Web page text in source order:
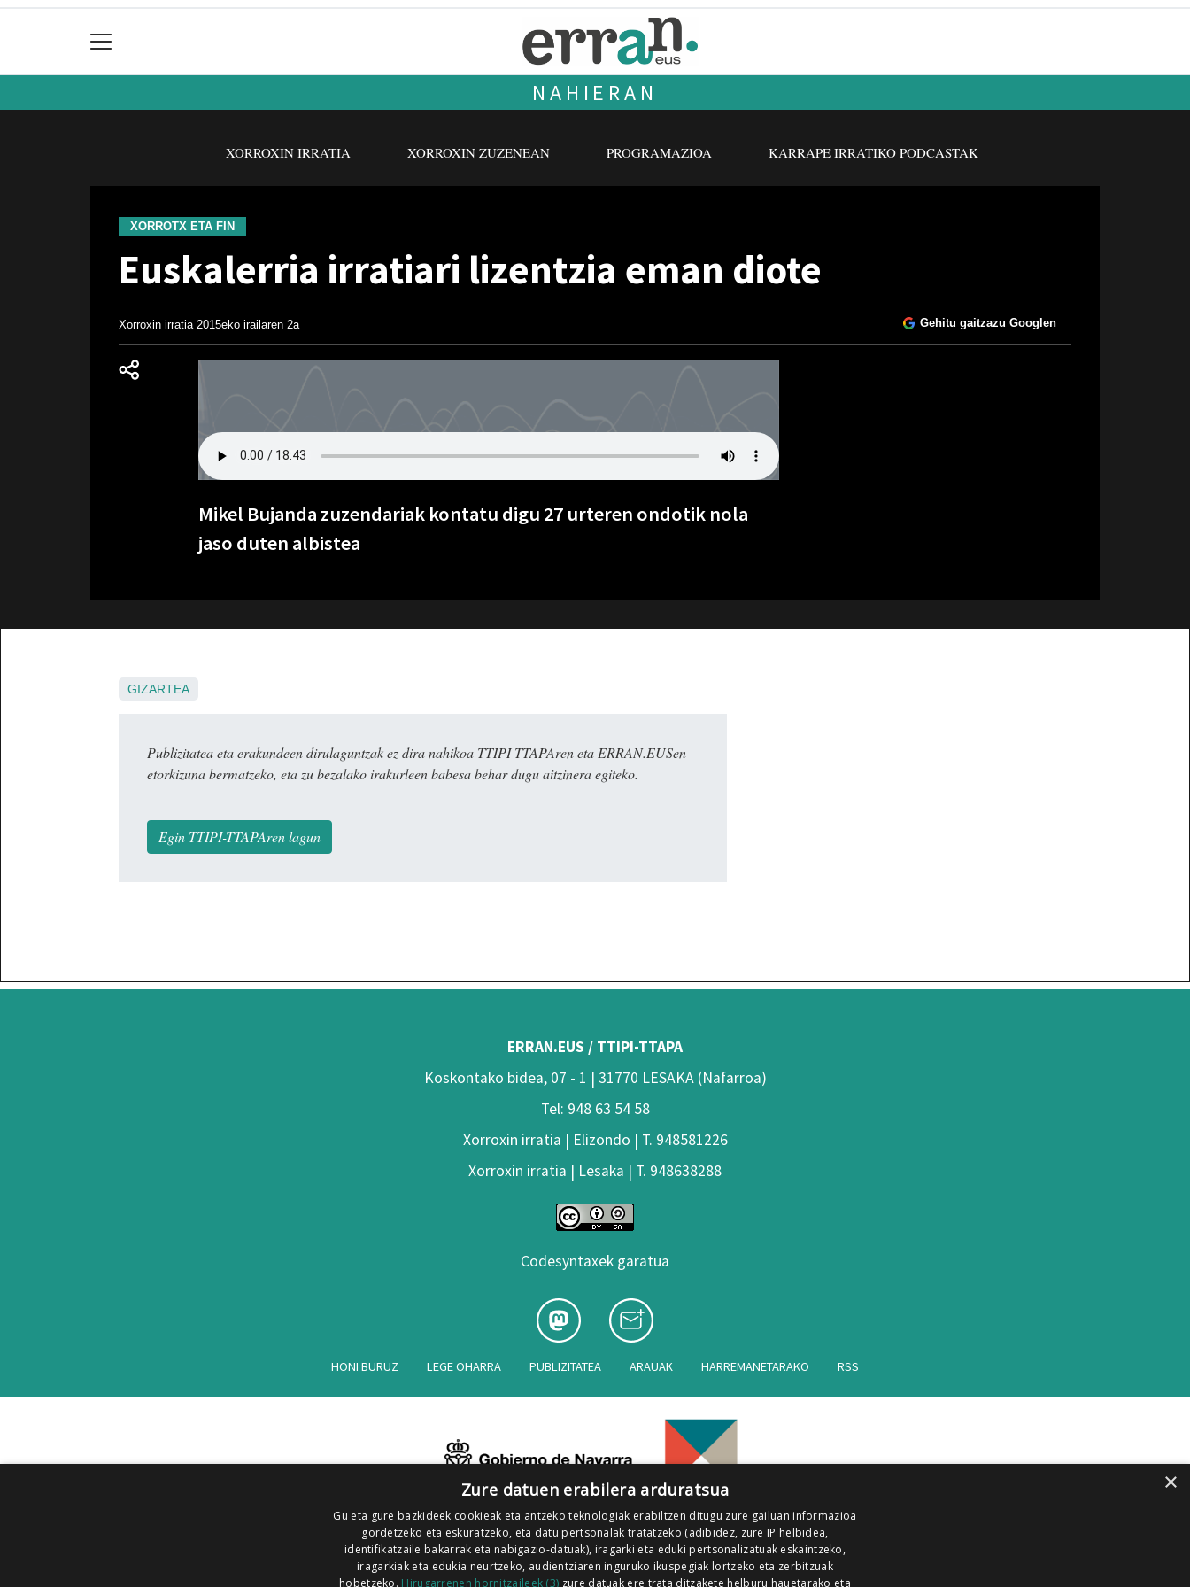
NAHIERAN
XORROXIN IRRATIA XORROXIN ZUZENEAN PROGRAMAZIOA KARRAPE IRRATIKO PODCASTAK
XORROTX ETA FIN
Euskalerria irratiari lizentzia eman diote
Xorroxin irratia 2015eko irailaren 2a Gehitu gaitzazu Googlen
Mikel Bujanda zuzendariak kontatu digu 27 urteren ondotik nola
jaso duten albistea
GIZARTEA
Publizitatea eta erakundeen dirulaguntzak ez dira nahikoa TTIPI-TTAPAren eta ERRAN.EUSen
etorkizuna bermatzeko, eta zu bezalako irakurleen babesa behar dugu aitzinera egiteko.
Egin TTIPI-TTAPAren lagun
ERRAN.EUS / TTIPI-TTAPA
Koskontako bidea, 07 - 1 | 31770 LESAKA (Nafarroa)
Tel: 948 63 54 58
Xorroxin irratia | Elizondo | T. 948581226
Xorroxin irratia | Lesaka | T. 948638288
Codesyntaxek garatua
HONI BURUZ LEGE OHARRA PUBLIZITATEA ARAUAK HARREMANETARAKO RSS
×
Zure datuen erabilera arduratsua
Gu eta gure bazkideek cookieak eta antzeko teknologiak erabiltzen ditugu zure gailuan informazioa
gordetzeko eta eskuratzeko, eta datu pertsonalak tratatzeko (adibidez, zure IP helbidea,
identifikatzaile bakarrak eta nabigazio-datuak), iragarki eta eduki pertsonalizatuak eskaintzeko,
iragarkiak eta edukia neurtzeko, audientziaren inguruko ikuspegiak lortzeko eta zerbitzuak
hobetzeko. Hirugarrenen hornitzaileek (3) zure datuak ere trata ditzakete helburu hauetarako eta